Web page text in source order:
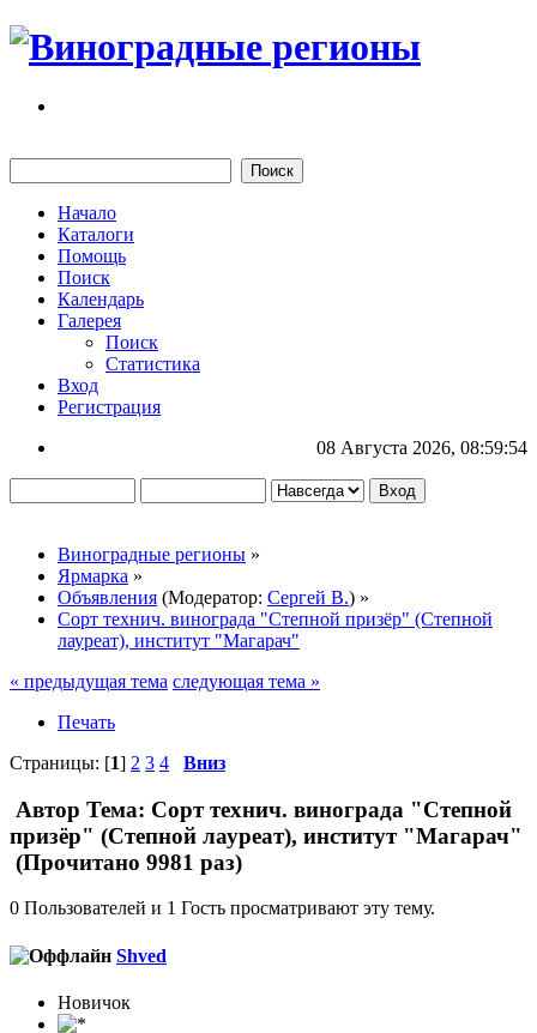
Начало
Каталоги
Помощь
Поиск
Календарь
Галерея
Поиск
Статистика
Вход
Регистрация
08 Августа 2026, 08:59:54
Виноградные регионы »
Ярмарка »
Объявления (Модератор: Сергей В.) »
Сорт технич. винограда "Степной призёр" (Степной
лауреат), институт "Магарач"
« предыдущая тема следующая тема »
Печать
Страницы: [1] 2 3 4 Вниз
Автор Тема: Сорт технич. винограда "Степной
призёр" (Степной лауреат), институт "Магарач"
(Прочитано 9981 раз)
0 Пользователей и 1 Гость просматривают эту тему.
Shved
Новичок